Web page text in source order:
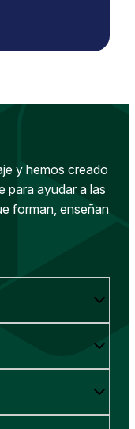
y hemos creado
para ayudar a las
forman, enseñan